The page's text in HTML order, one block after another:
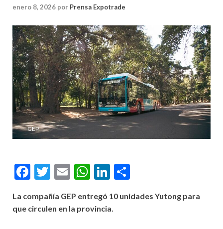
enero 8, 2026 por Prensa Expotrade
GEP
Facebook
Twitter
EmailWhatsApp
LinkedIn
La compañía GEP entregó 10 unidades Yutong para
que circulen en la provincia.